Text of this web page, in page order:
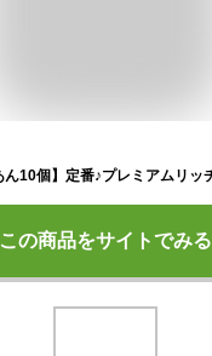
この商品をサイトでみる